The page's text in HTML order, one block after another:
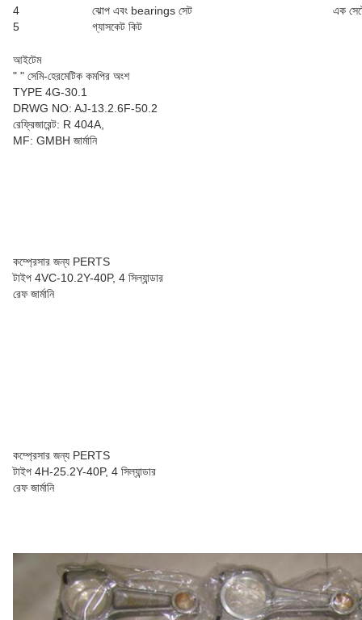
4
ঝোপ এবং bearings সেট
এক
5
গ্যাসকেট কিট
আইটেম
" " সেমি-হেরমেটিক কমপির অংশ
TYPE 4G-30.1
DRWG NO: AJ-13.2.6F-50.2
রেফ্রিজারেন্ট: R 404A,
MF: GMBH জার্মানি
কম্প্রেসার জন্য PERTS
টাইপ 4VC-10.2Y-40P, 4 সিল্যান্ডার
রেফ জার্মানি
কম্প্রেসার জন্য PERTS
টাইপ 4H-25.2Y-40P, 4 সিল্যান্ডার
রেফ জার্মানি